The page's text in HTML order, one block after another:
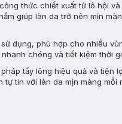
thức chiết xuất từ lô hội
giúp làn da trở nên mịn
dụng, phù hợp cho nhiều
chóng và tiết kiệm thời
tẩy lông hiệu quả và tiện
tin với làn da mịn màng mỗi